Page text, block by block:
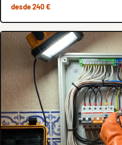
desde 240 €